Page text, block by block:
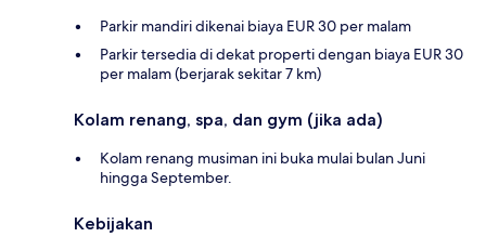
Parkir mandiri dikenai biaya EUR 30 per malam
Parkir tersedia di dekat properti dengan biaya EUR 30
per malam (berjarak sekitar 7 km)
Kolam renang, spa, dan gym (jika ada)
Kolam renang musiman ini buka mulai bulan Juni
hingga September.
Kebijakan